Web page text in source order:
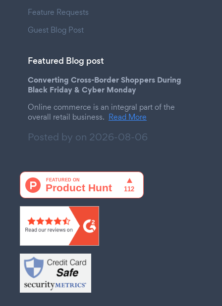
Feature Requests
Guest Blog Post
Featured Blog post
Converting Cross-Border Shoppers During
Black Friday & Cyber Monday
Online commerce is an integral part of the
overall retail business. Read More
Posted by on 2026-08-06